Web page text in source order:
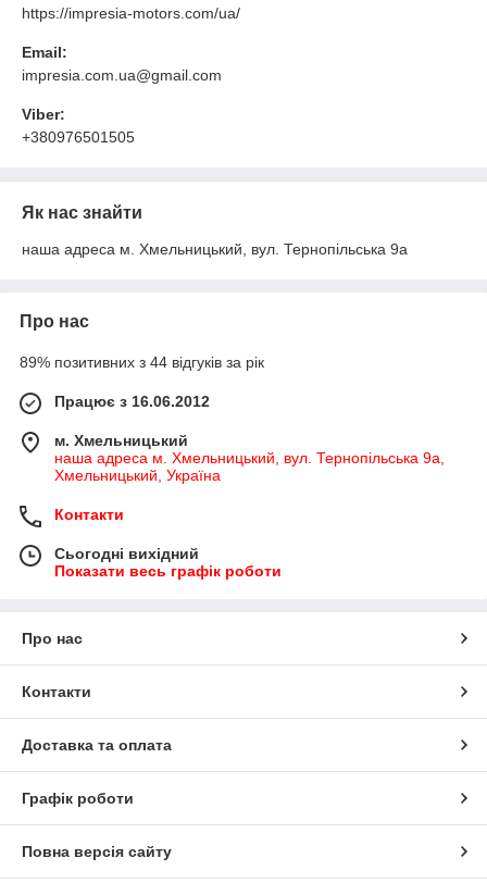
https://impresia-motors.com/ua/
Email:
impresia.com.ua@gmail.com
Viber:
+380976501505
Як нас знайти
наша адреса м. Хмельницький, вул. Тернопільська 9а
Про нас
89% позитивних з 44 відгуків за рік
Працює з 16.06.2012
м. Хмельницький
наша адреса м. Хмельницький, вул. Тернопільська 9а,
Хмельницький, Україна
Контакти
Сьогодні вихідний
Показати весь графік роботи
Про нас
Контакти
Доставка та оплата
Графік роботи
Повна версія сайту